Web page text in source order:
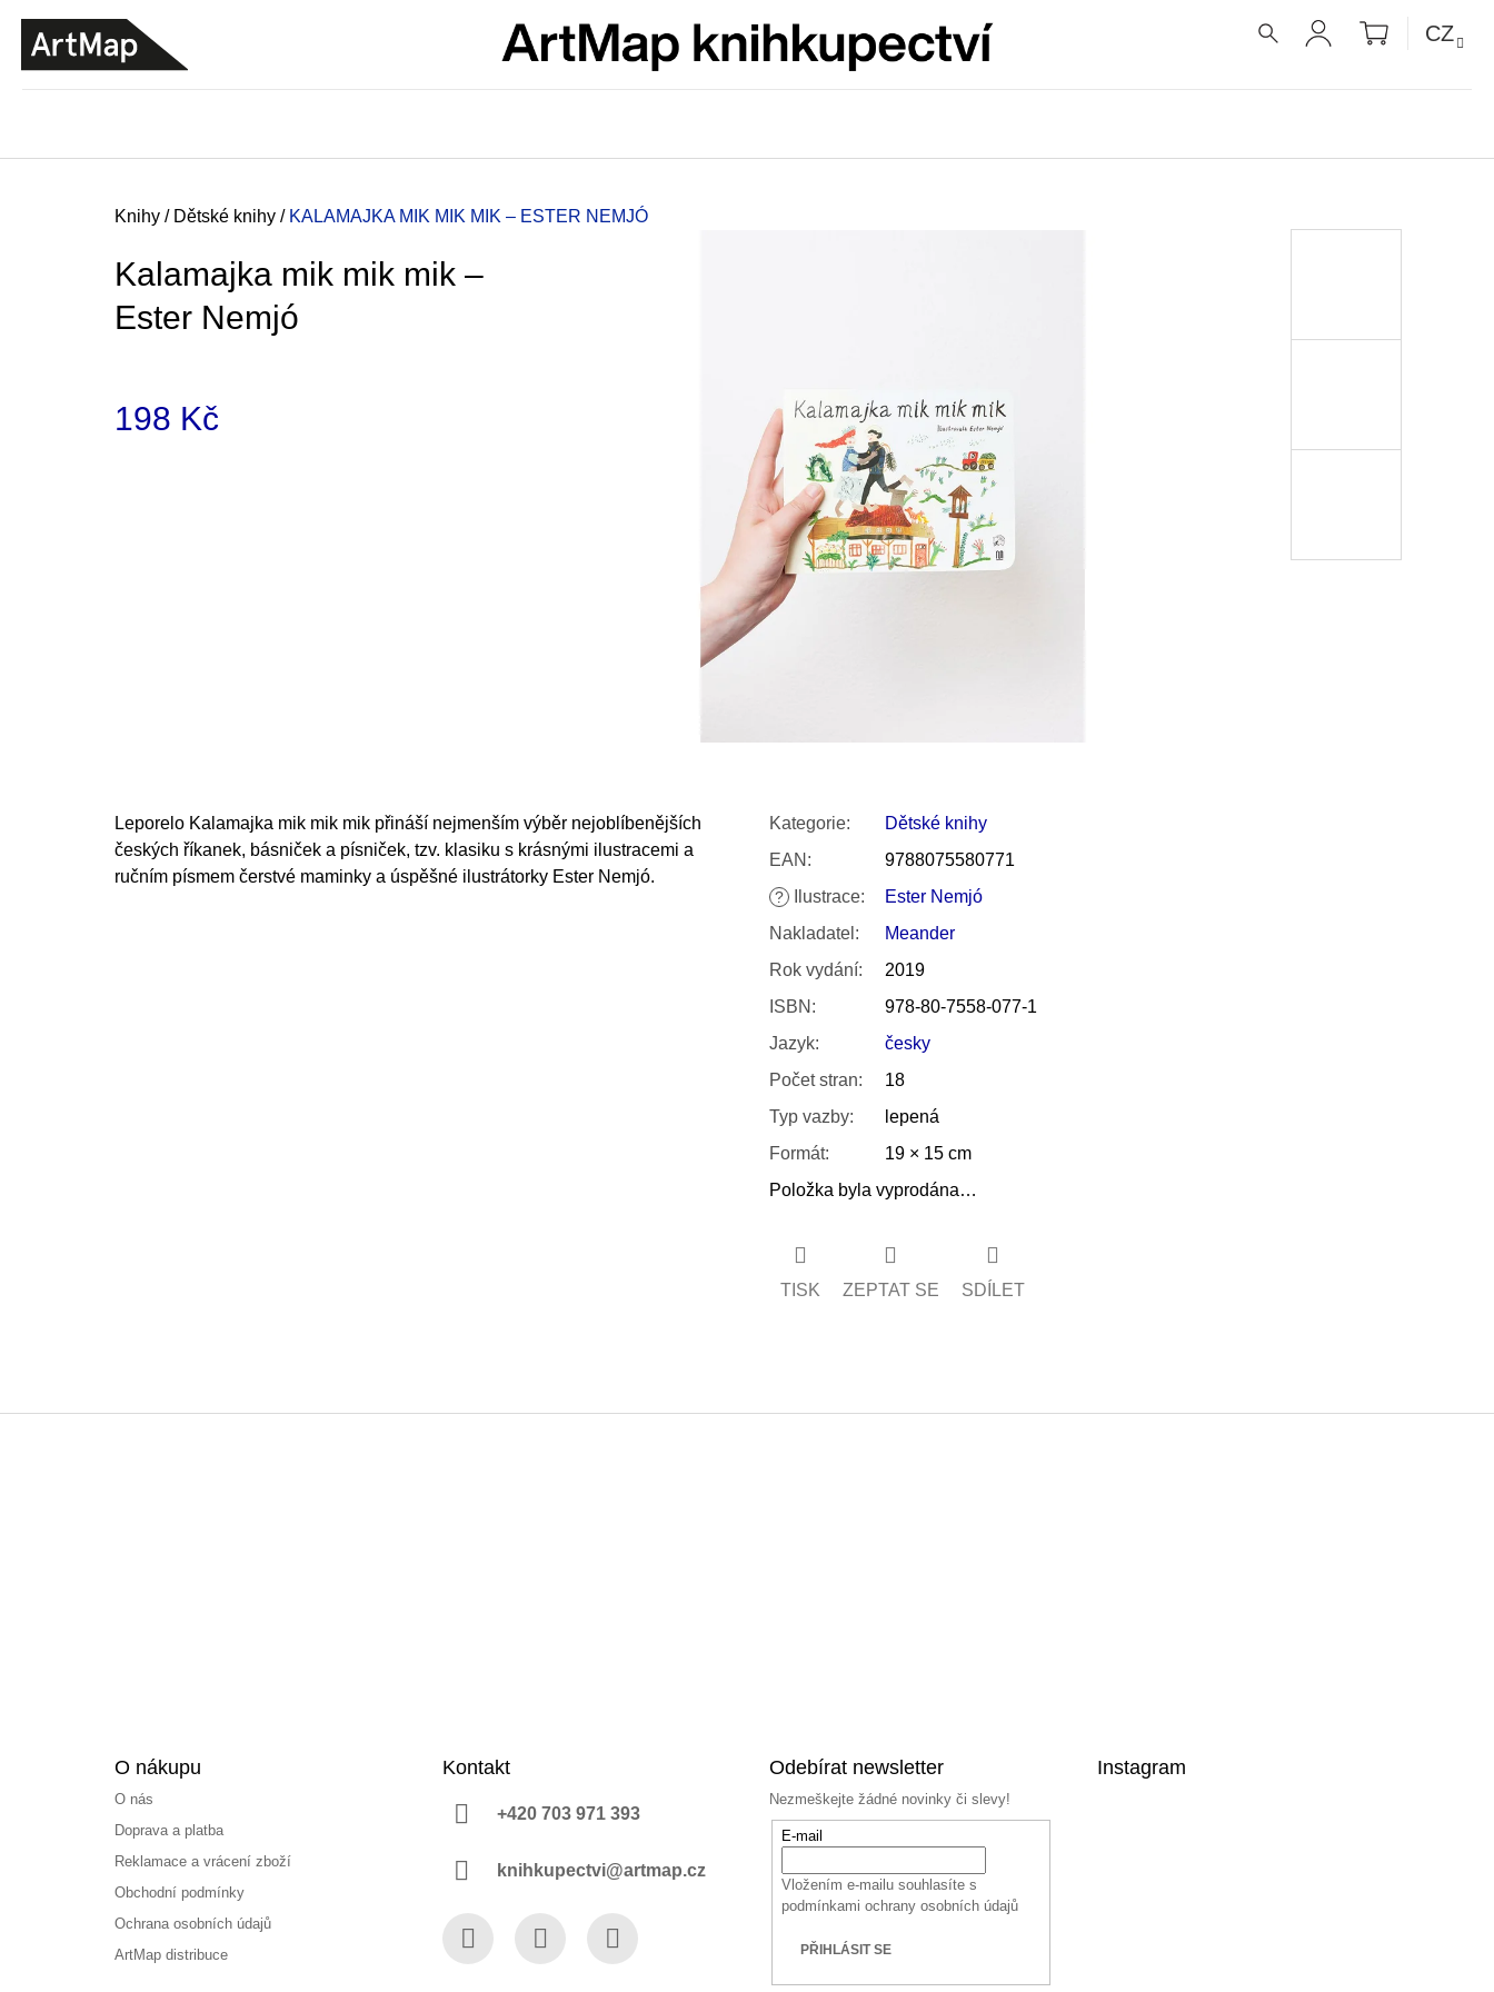
PŘIHLÁŠENÍ
NÁKUPNÍ
KOŠÍK
CZ
Domů
Knihy / Dětské knihy / KALAMAJKA MIK MIK MIK – ESTER NEMJÓ
Kalamajka mik mik mik –
Ester Nemjó
198 Kč
Leporelo Kalamajka mik mik mik přináší nejmenším výběr nejoblíbenějších
českých říkanek, básniček a písniček, tzv. klasiku s krásnými ilustracemi a
ručním písmem čerstvé maminky a úspěšné ilustrátorky Ester Nemjó.
Kategorie:
Dětské knihy
EAN : 9788075580771
? Ilustrace:
Ester Nemjó
Nakladatel :
Meander
Rok vydání:
2019
ISBN :
978-80-7558-077-1
Jazyk:
česky
Počet stran:
18
Typ vazby:
lepená
Formát:
19 × 15 cm
Položka byla vyprodána…
TISK ZEPTAT SE SDÍLET
ZPĚT
DO
OBCHODU
ZPĚT
DO
OBCHODU
VÝVAR
NEJEN ROMSKÉ RECEPTY PRO
SNESITELNĚJŠÍ KLIMA
300 Kč
Původně: 350 Kč
O nákupu
O nás
Doprava a platba
Reklamace a vrácení zboží
Obchodní podmínky
Ochrana osobních údajů
ArtMap distribuce
Kontakt
+420 703 971 393
knihkupectvi@artmap.cz
Odebírat newsletter
Nezmeškejte žádné novinky či slevy!
E-mail
Vložením e-mailu souhlasíte s
podmínkami ochrany osobních údajů
PŘIHLÁSIT SE
Instagram